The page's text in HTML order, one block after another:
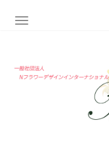
ナビゲーション切り替え